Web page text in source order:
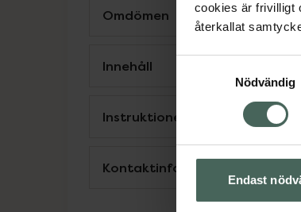
cookies är frivilligt
återkallat
Nödvändig
Endast
Omdömen
Innehåll
Instruktioner
Kontaktinfo tillverkare